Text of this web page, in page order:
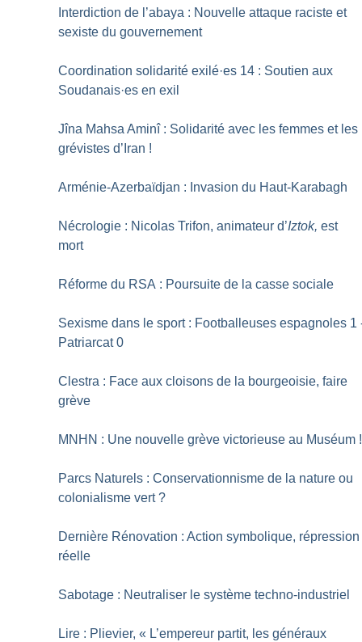
Interdiction de l’abaya : Nouvelle attaque raciste et
sexiste du gouvernement
Coordination solidarité exilé·es 14 : Soutien aux
Soudanais·es en exil
Jîna Mahsa Aminî : Solidarité avec les femmes et les
grévistes d’Iran !
Arménie-Azerbaïdjan : Invasion du Haut-Karabagh
Nécrologie : Nicolas Trifon, animateur d’Iztok, est
mort
Réforme du RSA : Poursuite de la casse sociale
Sexisme dans le sport : Footballeuses espagnoles 1
Patriarcat 0
Clestra : Face aux cloisons de la bourgeoisie, faire
grève
MNHN : Une nouvelle grève victorieuse au Muséum !
Parcs Naturels : Conservationnisme de la nature ou
colonialisme vert ?
Dernière Rénovation : Action symbolique, répression
réelle
Sabotage : Neutraliser le système techno-industriel
Lire : Plievier, « L’empereur partit, les généraux